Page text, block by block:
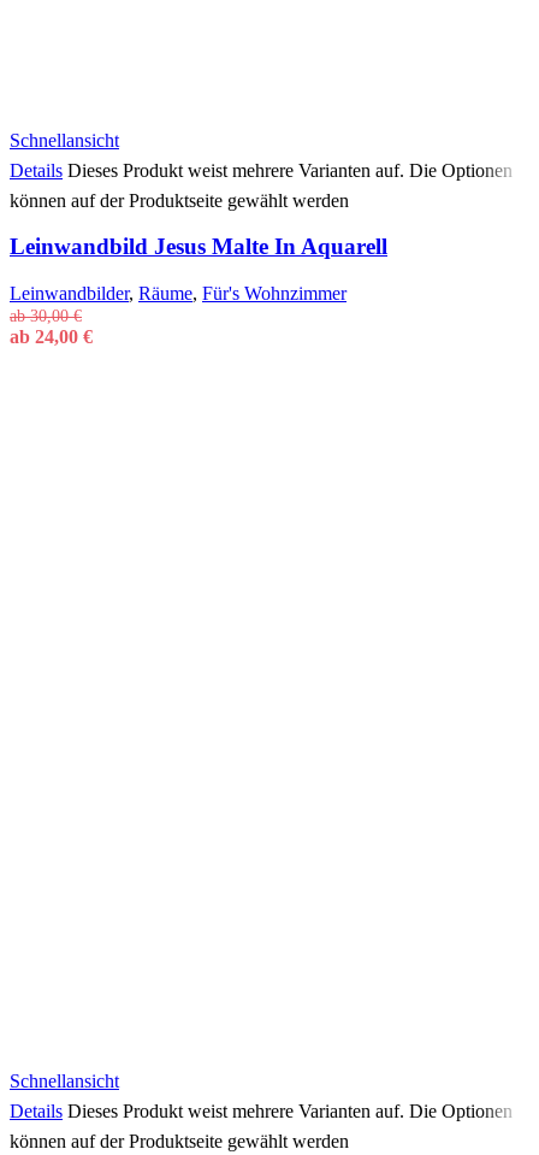
Schnellansicht
Details Dieses Produkt weist mehrere Varianten auf. Die Optionen
können auf der Produktseite gewählt werden
Leinwandbild Jesus Malte In Aquarell
Leinwandbilder, Räume, Für's Wohnzimmer
ab30,00€
ab 24,00 €
Schnellansicht
Details Dieses Produkt weist mehrere Varianten auf. Die Optionen
können auf der Produktseite gewählt werden